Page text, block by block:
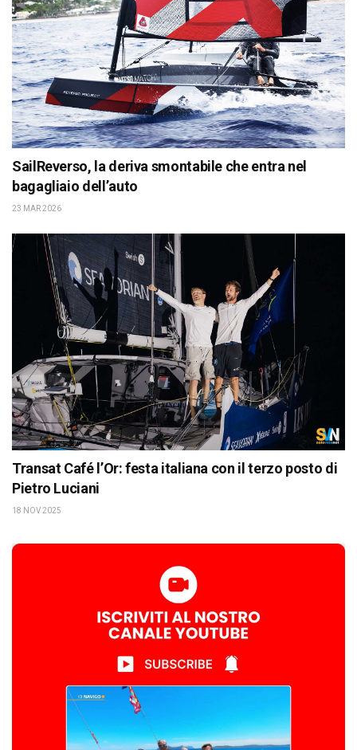
SailReverso, la deriva smontabile che entra nel
bagagliaio dell’auto
23 MAR 2026
Transat Café l’Or: festa italiana con il terzo posto di
Pietro Luciani
18 NOV 2025